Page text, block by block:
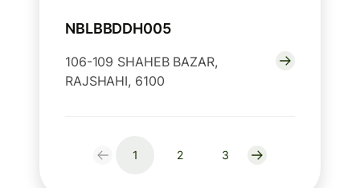
NBLBBDDH005
106-109 SHAHEB BAZAR,
RAJSHAHI, 6100
1 2 3